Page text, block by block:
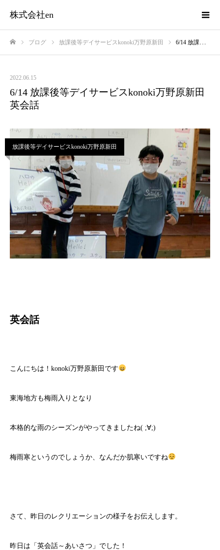
株式会社en
ブログ 放課後等デイサービスkonoki万野原新田 6/14 放課後等デイサービスkonoki万野原新田 英会話
2022.06.15
6/14 放課後等デイサービスkonoki万野原新田
英会話
放課後等デイサービスkonoki万野原新田
英会話
こんにちは！konoki万野原新田です
東海地方も梅雨入りとなり
本格的な雨のシーズンがやってきましたね( ;∀;)
梅雨寒というのでしょうか、なんだか肌寒いですね
さて、昨日のレクリエーションの様子をお伝えします。
昨日は「英会話～あいさつ」でした！